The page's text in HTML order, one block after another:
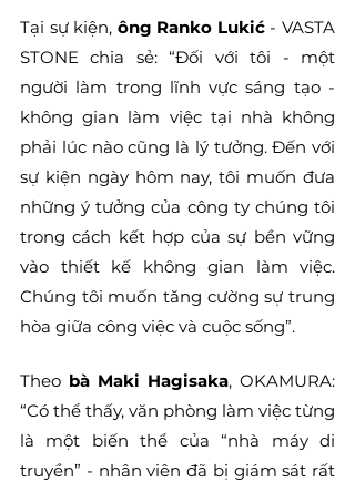
Tại sự kiện, ông Ranko Lukić - VASTA
STONE chia sẻ: “Đối với tôi - một
người làm trong lĩnh vực sáng tạo -
không gian làm việc tại nhà không
phải lúc nào cũng là lý tưởng. Đến với
sự kiện ngày hôm nay, tôi muốn đưa
những ý tưởng của công ty chúng tôi
trong cách kết hợp của sự bền vững
vào thiết kế không gian làm việc.
Chúng tôi muốn tăng cường sự trung
hòa giữa công việc và cuộc sống”.
Theo bà Maki Hagisaka, OKAMURA:
“Có thể thấy, văn phòng làm việc từng
là một biến thể của “nhà máy di
truyền” - nhân viên đã bị giám sát rất